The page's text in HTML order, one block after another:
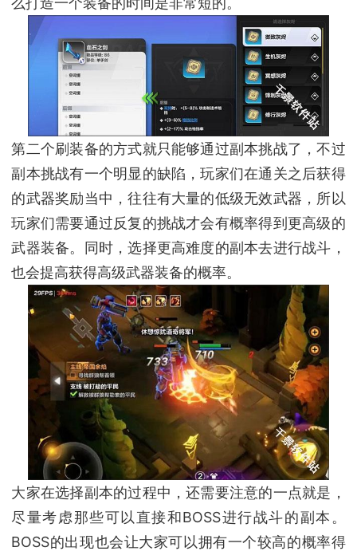
第二个刷装备的方式就只能够通过副本挑战了，不过
副本挑战有一个明显的缺陷，玩家们在通关之后获得
的武器奖励当中，往往有大量的低级无效武器，所以
玩家们需要通过反复的挑战才会有概率得到更高级的
武器装备。同时，选择更高难度的副本去进行战斗，
也会提高获得高级武器装备的概率。
大家在选择副本的过程中，还需要注意的一点就是，
尽量考虑那些可以直接和BOSS进行战斗的副本。
BOSS的出现也会让大家可以拥有一个较高的概率得